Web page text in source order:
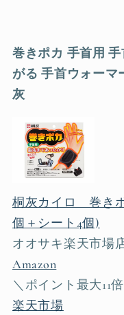
巻きポカ 手首用
がる 手首ウォーマ
灰
桐灰カイロ 巻き
個＋シート4個)
オオサキ楽天市場
Amazon
＼ポイント最大11
楽天市場